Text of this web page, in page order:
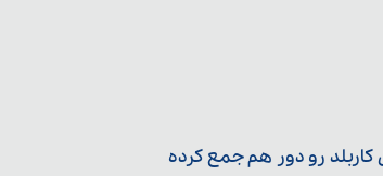
رو دور هم جمع کرده